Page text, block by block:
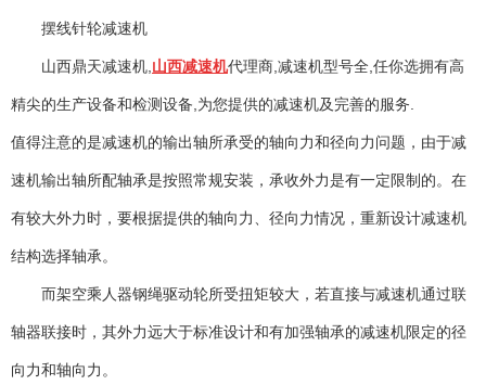
摆线针轮减速机
山西鼎天减速机, 山西减速机代理商,减速机型号全,任你选拥有高
精尖的生产设备和检测设备,为您提供的减速机及完善的服务.
值得注意的是减速机的输出轴所承受的轴向力和径向力问题，由于减
速机输出轴所配轴承是按照常规安装，承收外力是有一定限制的。在
有较大外力时，要根据提供的轴向力、径向力情况，重新设计减速机
结构选择轴承。
而架空乘人器钢绳驱动轮所受扭矩较大，若直接与减速机通过联
轴器联接时，其外力远大于标准设计和有加强轴承的减速机限定的径
向力和轴向力。